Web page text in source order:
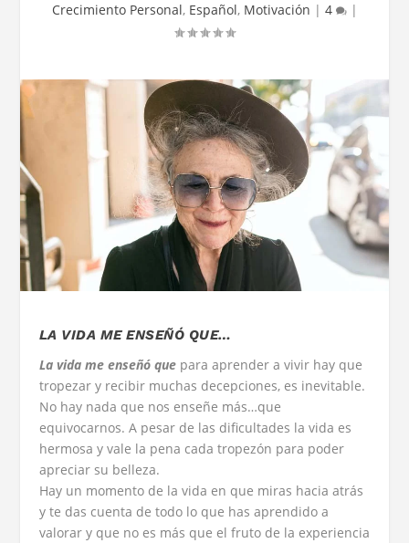
Crecimiento Personal, Español, Motivación | 4 |
LA VIDA ME ENSEÑÓ QUE…
La vida me enseñó quepara aprender a vivir hay que
tropezar y recibir muchas decepciones, es inevitable.
No hay nada que nos enseñe más…que
equivocarnos. A pesar de las dificultades la vida es
hermosa y vale la pena cada tropezón para poder
apreciar su belleza.
Hay un momento de la vida en que miras hacia atrás
y te das cuenta de todo lo que has aprendido a
valorar y que no es más que el fruto de la experiencia